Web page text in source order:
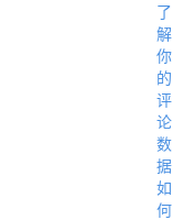
了
解
你
的
评
论
数
据
如
何